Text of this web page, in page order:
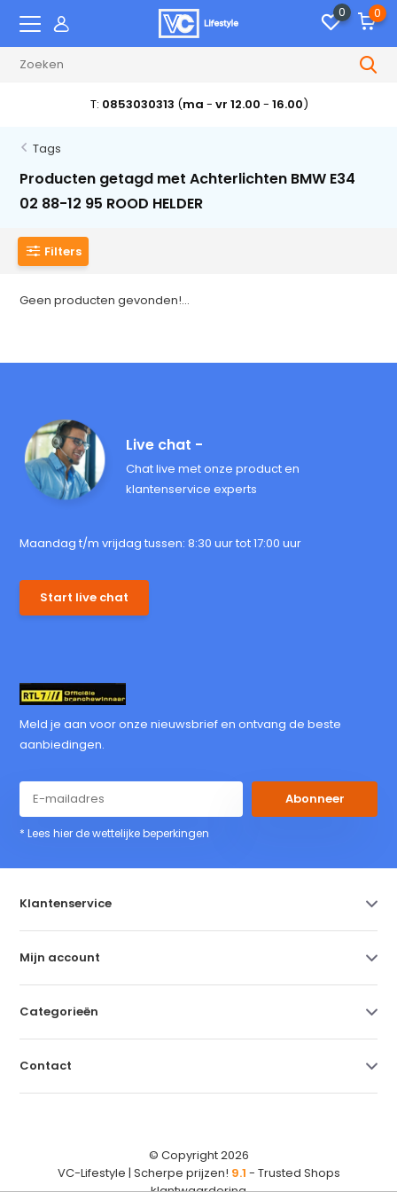
0 0
T: 0853030313 (ma - vr 12.00 - 16.00)
Tags
Producten getagd met Achterlichten BMW E34
02 88-12 95 ROOD HELDER
Filters
Geen producten gevonden!...
Live chat -
Chat live met onze product en
klantenservice experts
Maandag t/m vrijdag tussen: 8:30 uur tot 17:00 uur
Start live chat
Meld je aan voor onze nieuwsbrief en ontvang de beste
aanbiedingen.
Abonneer
* Lees hier de wettelijke beperkingen
Klantenservice
Mijn account
Categorieën
Contact
© Copyright 2026
VC-Lifestyle | Scherpe prijzen! 9.1 - Trusted Shops